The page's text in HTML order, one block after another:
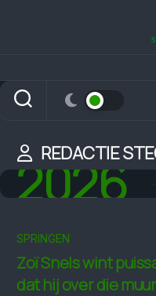
REDACTIE
2026
SPRINGEN
Zoï Snels wint
dat hij over die